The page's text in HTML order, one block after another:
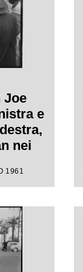
Joe
e
nei
1961